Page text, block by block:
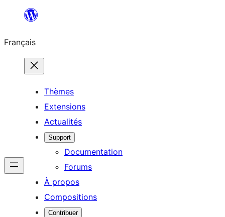
contenu
Français
Thèmes
Extensions
Actualités
Support
Documentation
Forums
À propos
Compositions
Contribuer